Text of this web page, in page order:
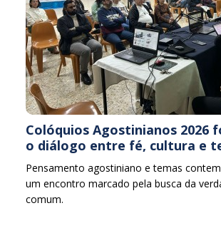
Colóquios Agostinianos 2026
o diálogo entre fé, cultura e
Pensamento agostiniano e temas
um encontro marcado pela busca da
comum.